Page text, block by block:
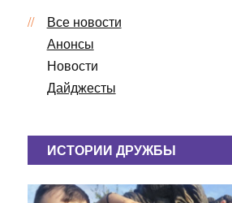
Все новости
Анонсы
Новости
Дайджесты
ИСТОРИИ ДРУЖБЫ